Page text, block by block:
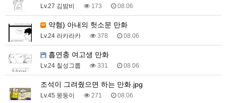
Lv.27 김밤비 173 08.06
약혐) 아내의 헛소문 만화
Lv.24 라카라카 378 08.06
흡연충 여고생 만화
Lv.24 칠성그룹 331 08.06
조석이 그려줬으면 하는 만화.jpg
Lv.45 몽둥이 271 08.06